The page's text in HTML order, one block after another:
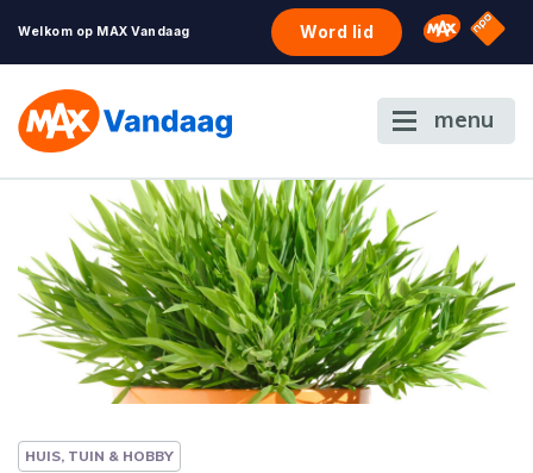
Welkom op MAX Vandaag Word lid Omroep
NPO
menu
HUIS, TUIN & HOBBY